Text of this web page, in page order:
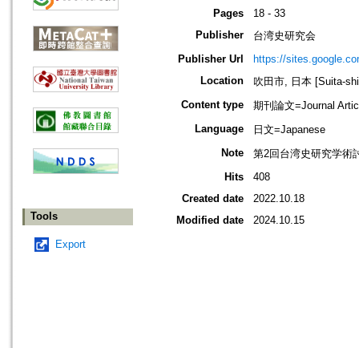
Tools
Export
Pages
18 - 33
Publisher
台湾史研究会
Publisher Url
https://
Location
吹田市, 日本 [Suita-
Content type
期刊論文=Journal
Language
日文=Japanese
Note
第2回台湾史研究学術
Hits
408
Created date
2022.10.18
Modified date
2024.10.15